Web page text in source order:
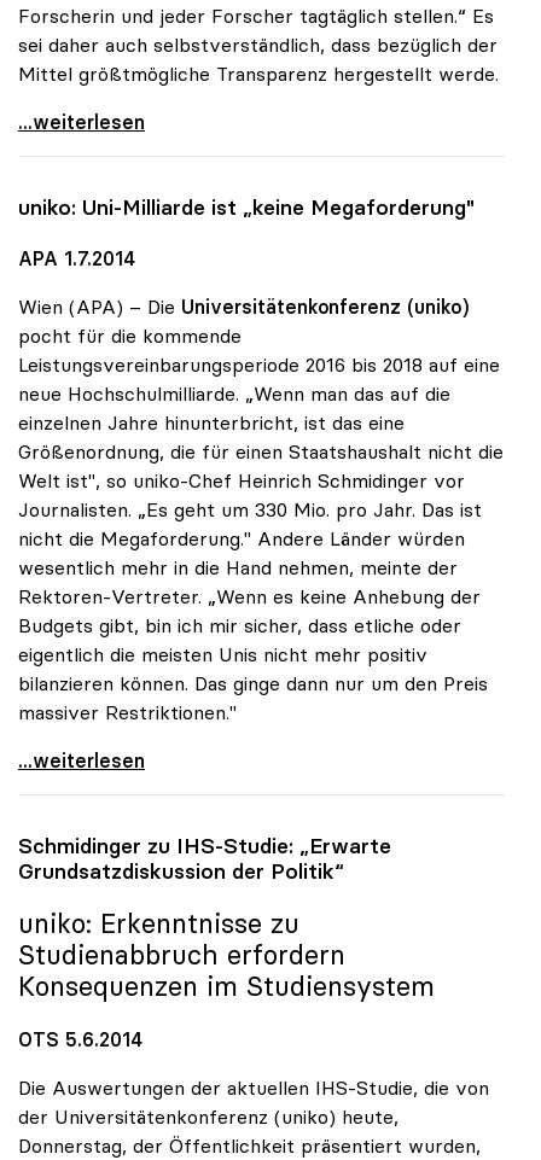
Forscherin und jeder Forscher tagtäglich stellen.“ Es
sei daher auch selbstverständlich, dass bezüglich der
Mittel größtmögliche Transparenz hergestellt werde.
uniko zu Drittmittelforschung: Ethischer Aspekt
...weiterlesen
uniko: Uni-Milliarde ist „keine Megaforderung"
APA 1.7.2014
Wien (APA) – Die Universitätenkonferenz (uniko)
pocht für die kommende
Leistungsvereinbarungsperiode 2016 bis 2018 auf eine
neue Hochschulmilliarde. „Wenn man das auf die
einzelnen Jahre hinunterbricht, ist das eine
Größenordnung, die für einen Staatshaushalt nicht die
Welt ist", so uniko-Chef Heinrich Schmidinger vor
Journalisten. „Es geht um 330 Mio. pro Jahr. Das ist
nicht die Megaforderung." Andere Länder würden
wesentlich mehr in die Hand nehmen, meinte der
Rektoren-Vertreter. „Wenn es keine Anhebung der
Budgets gibt, bin ich mir sicher, dass etliche oder
eigentlich die meisten Unis nicht mehr positiv
bilanzieren können. Das ginge dann nur um den Preis
massiver Restriktionen."
uniko: Uni-Milliarde ist „keine Megaforderung\"
...weiterlesen
Schmidinger zu IHS-Studie: „Erwarte
Grundsatzdiskussion der Politik“
uniko: Erkenntnisse zu
Studienabbruch erfordern
Konsequenzen im Studiensystem
OTS 5.6.2014
Die Auswertungen der aktuellen IHS-Studie, die von
der Universitätenkonferenz (uniko) heute,
Donnerstag, der Öffentlichkeit präsentiert wurden,